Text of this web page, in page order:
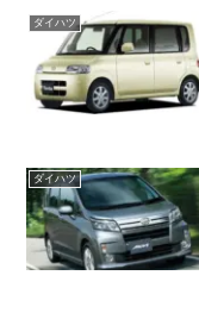
ダイハツ
ダイハツ